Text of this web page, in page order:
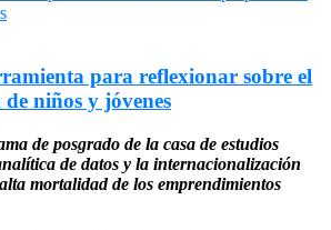
para reflexionar sobre el
niños y jóvenes
de posgrado de la casa de estudios
de datos y la internacionalización
mortalidad de los emprendimientos